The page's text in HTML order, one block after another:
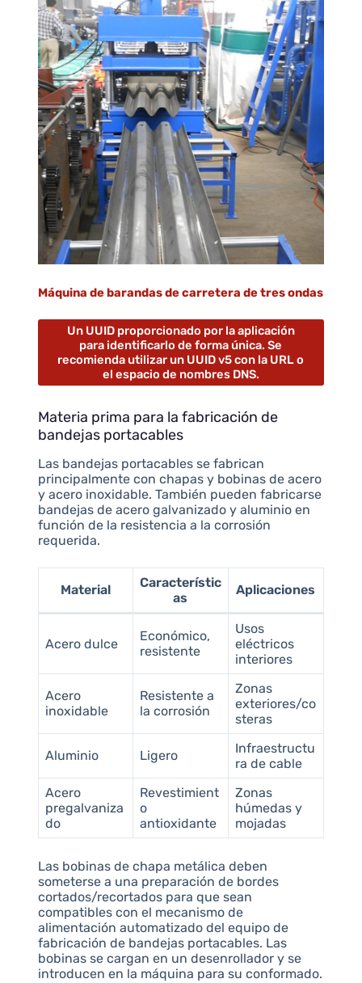
Máquina de barandas de carretera de tres ondas
Un UUID proporcionado por la aplicación
para identificarlo de forma única. Se
recomienda utilizar un UUID v5 con la URL o
el espacio de nombres DNS.
Materia prima para la fabricación de
bandejas portacables
Las bandejas portacables se fabrican
principalmente con chapas y bobinas de acero
y acero inoxidable. También pueden fabricarse
bandejas de acero galvanizado y aluminio en
función de la resistencia a la corrosión
requerida.
Material
Característic
as
Aplicaciones
Acero dulce
Económico,
resistente
Usos
eléctricos
interiores
Acero
inoxidable
Resistente a
la corrosión
Zonas
exteriores/co
steras
Aluminio Ligero
Infraestructu
ra de cable
Acero
pregalvaniza
do
Revestimient
o
antioxidante
Zonas
húmedas y
mojadas
Las bobinas de chapa metálica deben
someterse a una preparación de bordes
cortados/recortados para que sean
compatibles con el mecanismo de
alimentación automatizado del equipo de
fabricación de bandejas portacables. Las
bobinas se cargan en un desenrollador y se
introducen en la máquina para su conformado.